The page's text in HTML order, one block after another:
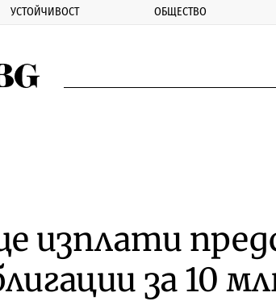
УСТОЙЧИВОСТ ОБЩЕСТВО
изплати
за 10